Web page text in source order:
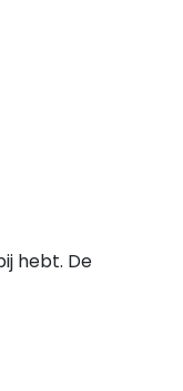
hebt. De